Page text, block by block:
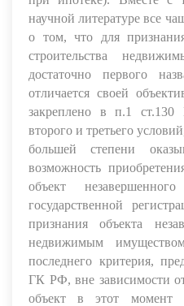
научной литературе все
о том, что для
строительства
достаточно первого
отличается своей
закреплено в п.1
второго и третьего
большей степени
возможность
объект
государственной
признания объекта
недвижимым
последнего критерия,
ГК РФ, вне зависимости
объект в этот момент